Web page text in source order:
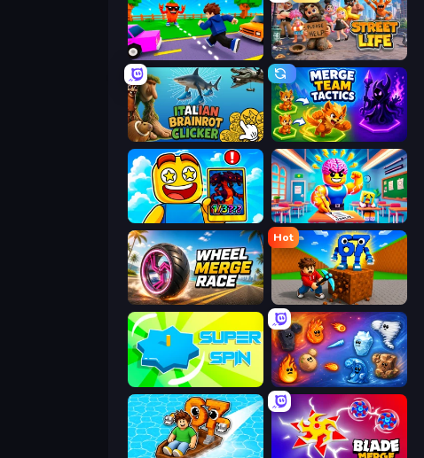
Robby: Cross the Road for Brainrot Street Life
Italian Brainrot Clicker Game Merge Team Tactics
Obby Cards: The Legend Hunt Obby: Dumb or Genius IQ Test
Wheel Merge Race
Hot
Obby: Break Rocks For Brainrots
Super Spin Elemental Merge